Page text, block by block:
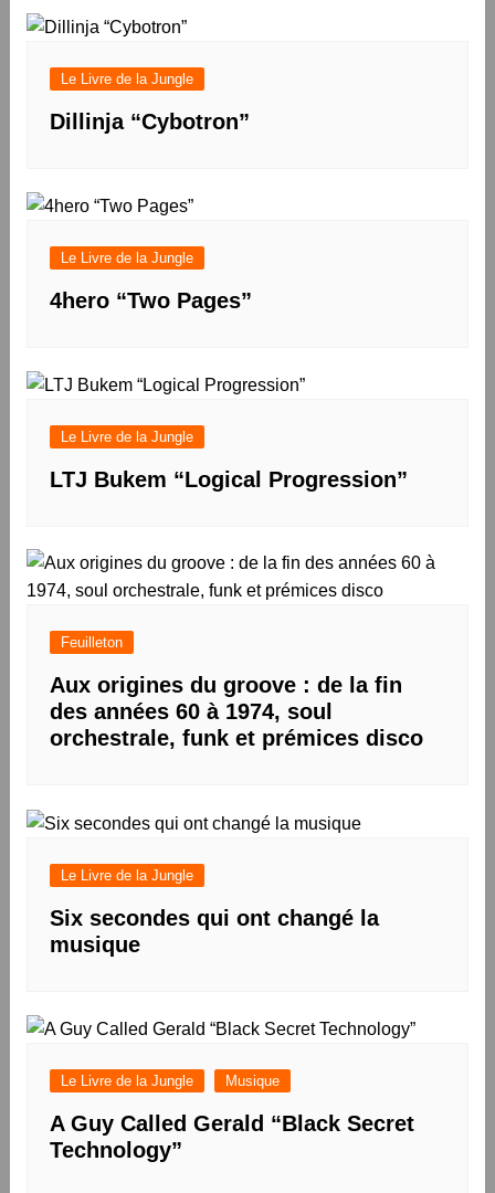
l’article
Le Livre de la Jungle
Dillinja “Cybotron”
Le Livre de la Jungle
4hero “Two Pages”
Le Livre de la Jungle
LTJ Bukem “Logical Progression”
Feuilleton
Aux origines du groove : de la fin
des années 60 à 1974, soul
orchestrale, funk et prémices disco
Le Livre de la Jungle
Six secondes qui ont changé la
musique
Le Livre de la Jungle Musique
A Guy Called Gerald “Black Secret
Technology”